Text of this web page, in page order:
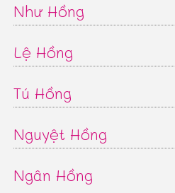
Như Hồng
Lệ Hồng
Tú Hồng
Nguyệt Hồng
Ngân Hồng